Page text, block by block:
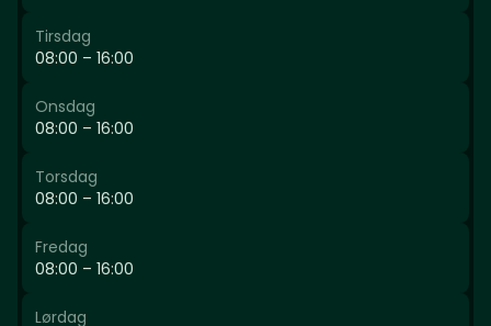
Tirsdag
08:00 – 16:00
Onsdag
08:00 – 16:00
Torsdag
08:00 – 16:00
Fredag
08:00 – 16:00
Lørdag